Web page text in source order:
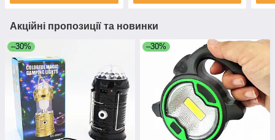
Акційні пропозиції та новинки
–30% –30%